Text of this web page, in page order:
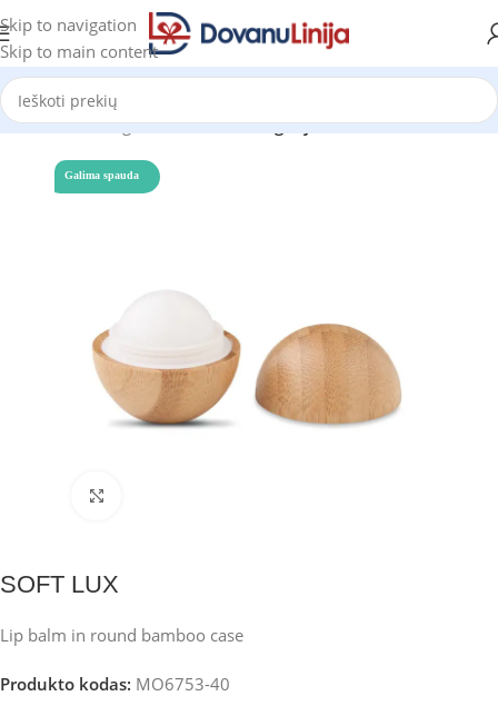
Skip to navigation
Skip to main content
Pradžia Katalogas Prekes be kategorijos
Galima spauda
SOFT LUX
Lip balm in round bamboo case
Produkto kodas: MO6753-40